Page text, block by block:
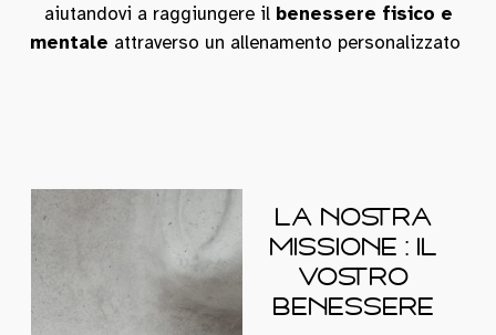
aiutandovi a raggiungere il benessere fisico e
mentale attraverso un allenamento personalizzato
LA NOSTRA
MISSIONE : IL
VOSTRO
BENESSERE